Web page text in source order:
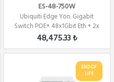
ES-48-750W
Ubiquiti Edge Yön. Gigabit
Switch POE+ 48x1Gbit Eth + 2x
SFP + 2x ...
48,475.33 ₺
END OF
LIFE